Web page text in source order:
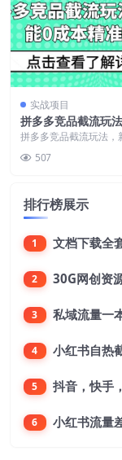
实战项目
拼多多竞品截流玩
能0成本精准截流
拼多多竞品截流玩法，
多多竞品截流】...
507
排行榜展示
1 文档下载全
2 30G网创资
3 私域流量一
4 小红书自热
5
6 小红书流量